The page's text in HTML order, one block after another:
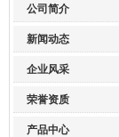
公司简介
新闻动态
企业风采
荣誉资质
产品中心